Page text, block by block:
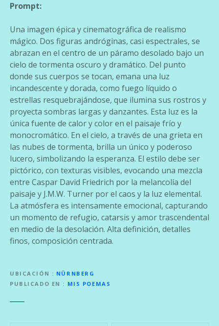
Prompt:
Una imagen épica y cinematográfica de realismo
mágico. Dos figuras andróginas, casi espectrales, se
abrazan en el centro de un páramo desolado bajo un
cielo de tormenta oscuro y dramático. Del punto
donde sus cuerpos se tocan, emana una luz
incandescente y dorada, como fuego líquido o
estrellas resquebrajándose, que ilumina sus rostros y
proyecta sombras largas y danzantes. Esta luz es la
única fuente de calor y color en el paisaje frío y
monocromático. En el cielo, a través de una grieta en
las nubes de tormenta, brilla un único y poderoso
lucero, simbolizando la esperanza. El estilo debe ser
pictórico, con texturas visibles, evocando una mezcla
entre Caspar David Friedrich por la melancolía del
paisaje y J.M.W. Turner por el caos y la luz elemental.
La atmósfera es intensamente emocional, capturando
un momento de refugio, catarsis y amor trascendental
en medio de la desolación. Alta definición, detalles
finos, composición centrada.
UBICACIÓN
NÜRNBERG
PUBLICADO EN
MIS POEMAS